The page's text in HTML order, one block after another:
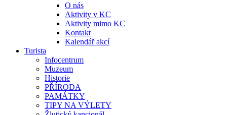
O nás
Aktivity v KC
Aktivity mimo KC
Kontakt
Kalendář akcí
Turista
Infocentrum
Muzeum
Historie
PŘÍRODA
PAMÁTKY
TIPY NA VÝLETY